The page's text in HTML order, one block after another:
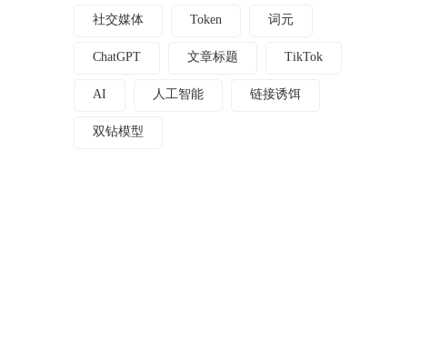
社交媒体 Token 词元
ChatGPT 文章标题 TikTok
AI 人工智能 链接诱饵
双钻模型